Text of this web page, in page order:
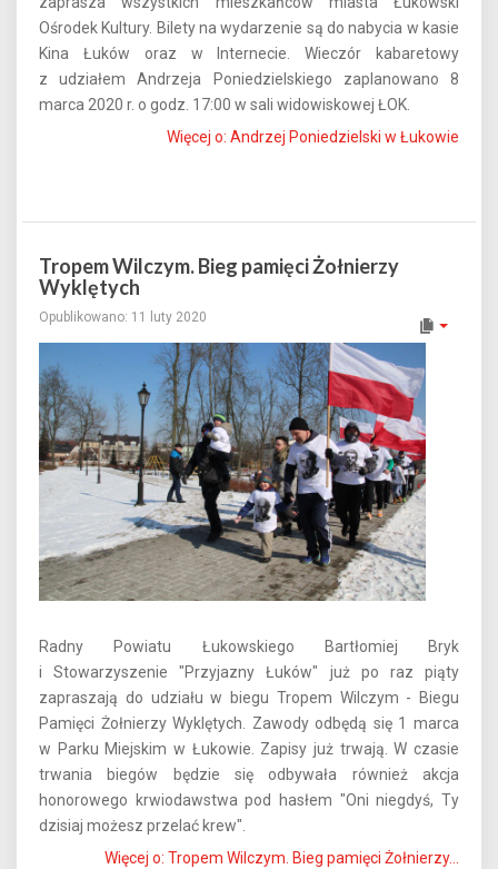
Ośrodek Kultury. Bilety na wydarzenie są do nabycia w kasie
Kina Łuków oraz w Internecie. Wieczór kabaretowy
z udziałem Andrzeja Poniedzielskiego zaplanowano 8
marca 2020 r. o godz. 17:00 w sali widowiskowej ŁOK.
Więcej o: Andrzej Poniedzielski w Łukowie
Tropem Wilczym. Bieg pamięci Żołnierzy
Wyklętych
Opublikowano: 11 luty 2020
Radny Powiatu Łukowskiego Bartłomiej Bryk
i Stowarzyszenie "Przyjazny Łuków" już po raz piąty
zapraszają do udziału w biegu Tropem Wilczym - Biegu
Pamięci Żołnierzy Wyklętych. Zawody odbędą się 1 marca
w Parku Miejskim w Łukowie. Zapisy już trwają. W czasie
trwania biegów będzie się odbywała również akcja
honorowego krwiodawstwa pod hasłem "Oni niegdyś, Ty
dzisiaj możesz przelać krew".
Więcej o: Tropem Wilczym. Bieg pamięci Żołnierzy...